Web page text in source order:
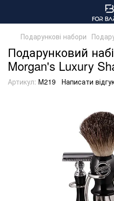
Подарункові набори
Подарунковий
Morgan's Luxury
Артикул: M219 Написати